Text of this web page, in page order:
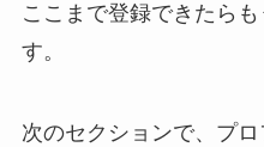
ここまで登録できたら
す。
次のセクションで、プ